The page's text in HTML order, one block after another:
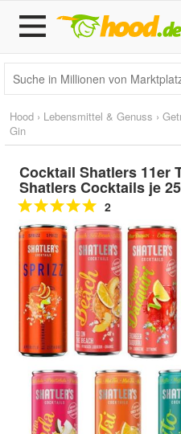
Hood › Lebensmittel & Genuss ›
Gin
Cocktail Shatlers 11er
Shatlers Cocktails je
2